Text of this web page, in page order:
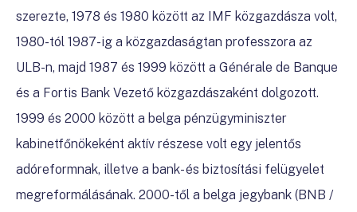
szerezte, 1978 és 1980 között az IMF közgazdásza volt,
1980-tól 1987-ig a közgazdaságtan professzora az
ULB-n, majd 1987 és 1999 között a Générale de Banque
és a Fortis Bank Vezető közgazdászaként dolgozott.
1999 és 2000 között a belga pénzügyminiszter
kabinetfőnökeként aktív részese volt egy jelentős
adóreformnak, illetve a bank- és biztosítási felügyelet
megreformálásának. 2000-től a belga jegybank (BNB /